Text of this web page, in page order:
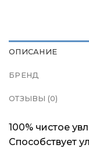
ОПИСАНИЕ
БРЕНД
ОТЗЫВЫ (0)
100% чистое
Способствует
Доставка и
Блог
Доставка и
Блог
Доставка и
Блог